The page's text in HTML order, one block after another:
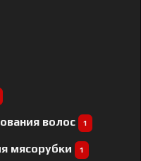
волос 1
мясорубки 1